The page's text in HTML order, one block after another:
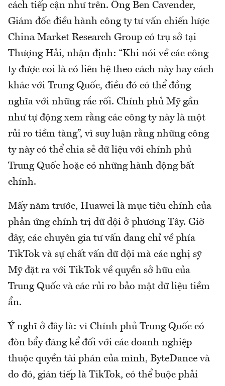
cách tiếp cận như trên. Ông Ben Cavender,
Giám đốc điều hành công ty tư vấn chiến lược
China Market Research Group có trụ sở tại
Thượng Hải, nhận định: “Khi nói về các công
ty được coi là có liên hệ theo cách này hay cách
khác với Trung Quốc, điều đó có thể đồng
nghĩa với những rắc rối. Chính phủ Mỹ gần
như tự động xem rằng các công ty này là một
rủi ro tiềm tàng”, vì suy luận rằng những công
ty này có thể chia sẻ dữ liệu với chính phủ
Trung Quốc hoặc có những hành động bất
chính.
Mấy năm trước, Huawei là mục tiêu chính của
phản ứng chính trị dữ dội ở phương Tây. Giờ
đây, các chuyên gia tư vấn đang chỉ về phía
TikTok và sự chất vấn dữ dội mà các nghị sỹ
Mỹ đặt ra với TikTok về quyền sở hữu của
Trung Quốc và các rủi ro bảo mật dữ liệu tiềm
ẩn.
Ý nghĩ ở đây là: vì Chính phủ Trung Quốc có
đòn bẩy đáng kể đối với các doanh nghiệp
thuộc quyền tài phán của mình, ByteDance và
do đó, gián tiếp là TikTok, có thể buộc phải